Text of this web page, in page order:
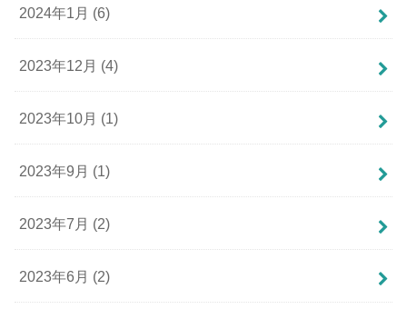
2024年1月 (6)
2023年12月 (4)
2023年10月 (1)
2023年9月 (1)
2023年7月 (2)
2023年6月 (2)